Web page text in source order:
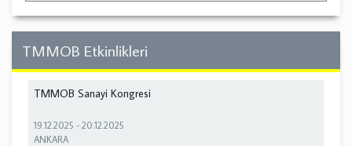
TMMOB Etkinlikleri
TMMOB Sanayi Kongresi
19.12.2025 -20.12.2025
ANKARA